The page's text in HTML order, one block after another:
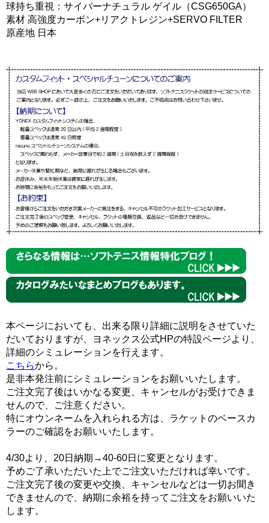
球持ち重視：サイバーナチュラル ゲイル（CSG650GA）
素材 高強度カーボン+リアクトレジン+SERVO FILTER
原産地 日本
本ページにおいても、出来る限り詳細に説明をさせていた
だいておりますが、ヨネックス公式HPの特設ページより、
詳細のシミュレーションを行えます。
こちらから。
是非本発注前にシミュレーションをお願いいたします。
ご注文完了後はいかなる変更、キャンセルがお受けできま
せんので、ご注意ください。
特にオウンネームを入れられる方は、ラケットのベースカ
ラーのご確認をお願いいたします。
4/30より、20日納期→40-60日に変更となります。
予めご了承いただいた上でご注文いただければ幸いです。
ご注文完了後の変更や交換、キャンセルなどは一切お聞き
できませんので、納期に余裕を持ってご注文をお願いいた
します。